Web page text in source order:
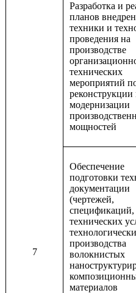
7
Разработка и
планов
техники и
проведения на
производстве
технических
мероприятий
реконструкции
модернизации
мощностей
Обеспечение
подготовки
документации
(чертежей,
спецификаций,
технических
производства
волокнистых
материалов